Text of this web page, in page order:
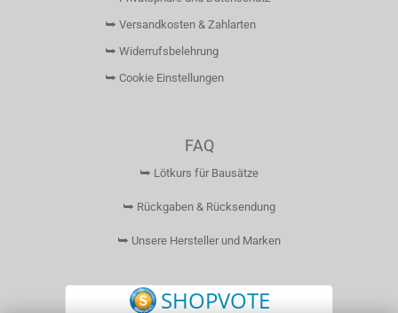
⮩ Versandkosten & Zahlarten
⮩ Widerrufsbelehrung
⮩ Cookie Einstellungen
FAQ
⮩ Lötkurs für Bausätze
⮩ Rückgaben & Rücksendung
⮩ Unsere Hersteller und Marken